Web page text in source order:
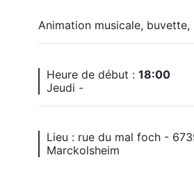
Animation musicale,
Heure de début : 18:00
Jeudi -
Lieu : rue du mal foch -
Marckolsheim